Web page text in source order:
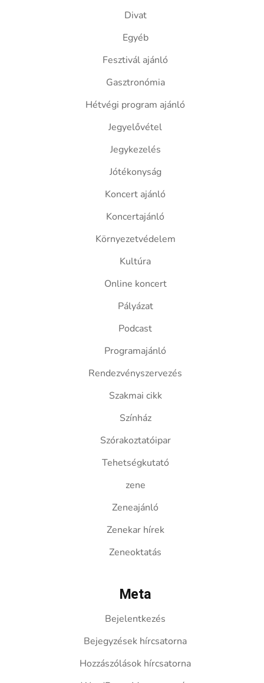
Divat
Egyéb
Fesztivál ajánló
Gasztronómia
Hétvégi program ajánló
Jegyelővétel
Jegykezelés
Jótékonyság
Koncert ajánló
Koncertajánló
Környezetvédelem
Kultúra
Online koncert
Pályázat
Podcast
Programajánló
Rendezvényszervezés
Szakmai cikk
Színház
Szórakoztatóipar
Tehetségkutató
zene
Zeneajánló
Zenekar hírek
Zeneoktatás
Meta
Bejelentkezés
Bejegyzések hírcsatorna
Hozzászólások hírcsatorna